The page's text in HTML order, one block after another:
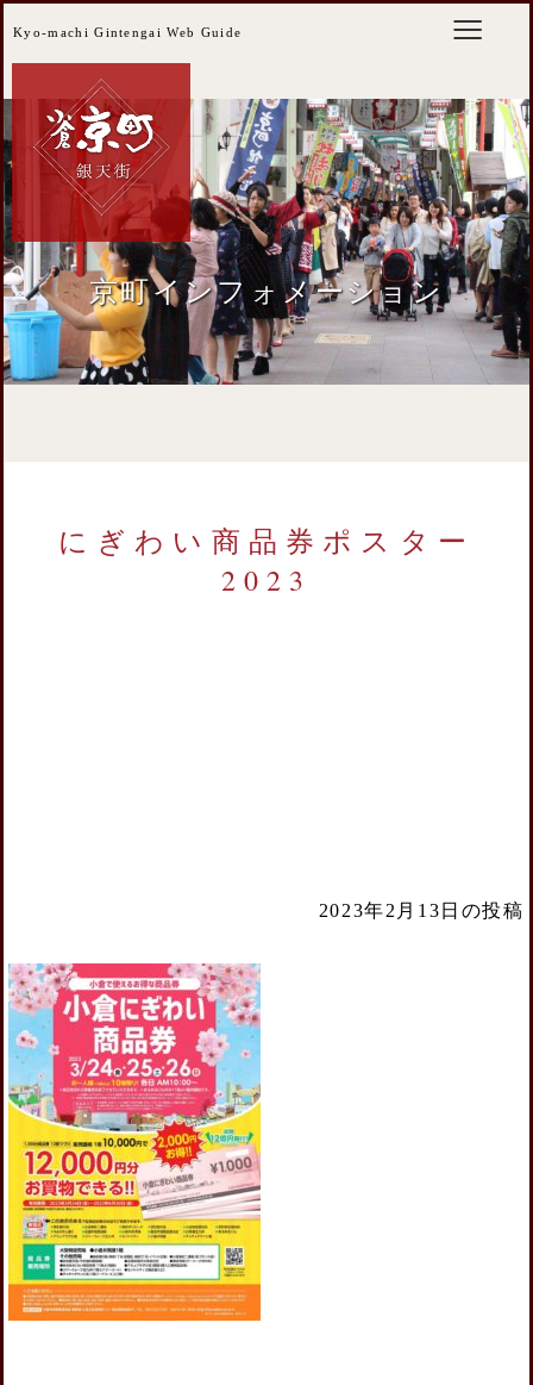
Kyo-machi Gintengai Web Guide
京町インフォメーション
にぎわい商品券ポスター
2023
2023年2月13日の投稿